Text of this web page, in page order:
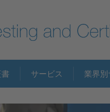
サービス 業界別